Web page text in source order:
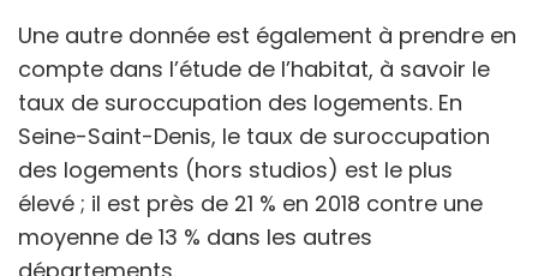
Une autre donnée est également à prendre en
compte dans l’étude de l’habitat, à savoir le
taux de suroccupation des logements. En
Seine-Saint-Denis, le taux de suroccupation
des logements (hors studios) est le plus
élevé ; il est près de 21 % en 2018 contre une
moyenne de 13 % dans les autres